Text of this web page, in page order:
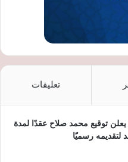
تعليقات
توقيع محمد صلاح عقدًا لمدة
لتقديمه رسميًا